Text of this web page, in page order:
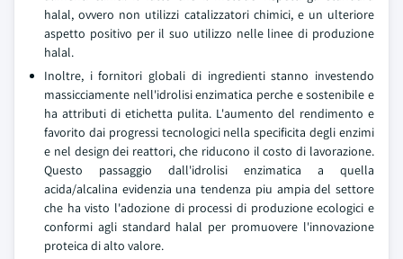
halal, ovvero non utilizzi catalizzatori chimici, e un ulteriore
aspetto positivo per il suo utilizzo nelle linee di produzione
halal.
Inoltre, i fornitori globali di ingredienti stanno investendo
massicciamente nell'idrolisi enzimatica perche e sostenibile e
ha attributi di etichetta pulita. L'aumento del rendimento e
favorito dai progressi tecnologici nella specificita degli enzimi
e nel design dei reattori, che riducono il costo di lavorazione.
Questo passaggio dall'idrolisi enzimatica a quella
acida/alcalina evidenzia una tendenza piu ampia del settore
che ha visto l'adozione di processi di produzione ecologici e
conformi agli standard halal per promuovere l'innovazione
proteica di alto valore.